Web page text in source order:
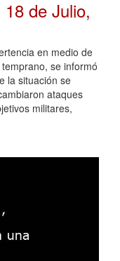
18 de Julio,
en medio de
se informó
la situación se
ataques
militares,